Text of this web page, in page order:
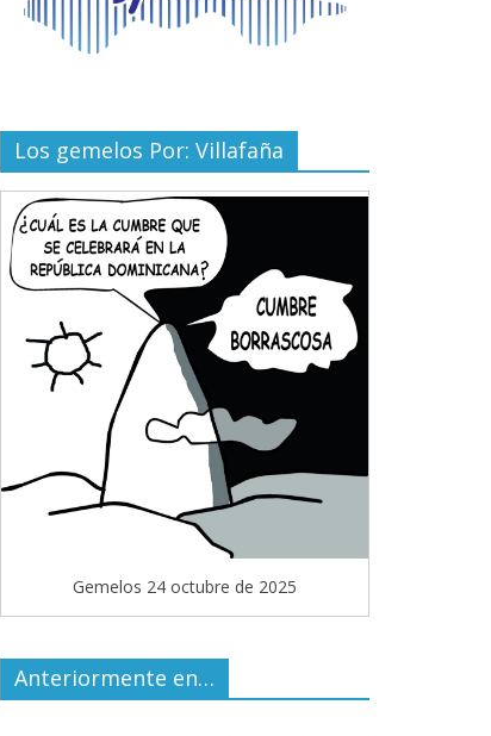
Los gemelos Por: Villafaña
Gemelos 24 octubre de 2025
Anteriormente en…